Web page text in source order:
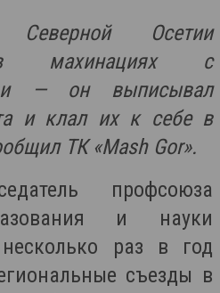
Осетии
в махинациях с
— он выписывал
и клал их к себе в
ТК «Mash Gor».
профсоюза
и науки
раз в год
съезды в